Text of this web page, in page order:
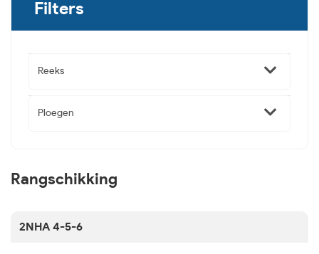
Filters
Reeks
Ploegen
Rangschikking
2NHA 4-5-6